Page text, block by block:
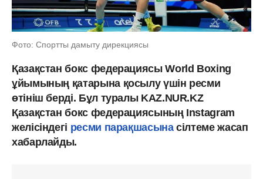
Фото: Спортты дамыту дирекциясы
Қазақстан бокс федерациясы World Boxing
ұйымының қатарына қосылу үшін ресми
өтініш берді. Бұл туралы KAZ.NUR.KZ
Қазақстан бокс федерациясының Instagram
желісіндегі ресми парақшасынасілтеме жасап
хабарлайды.